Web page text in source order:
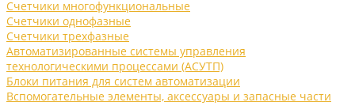
Счетчики многофункциональные
Счетчики однофазные
Счетчики трехфазные
Автоматизированные системы управления
технологическими процессами (АСУТП)
Блоки питания для систем автоматизации
Вспомогательные элементы, аксессуары и запасные части